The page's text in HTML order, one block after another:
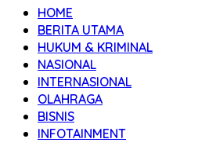
HOME
BERITA UTAMA
HUKUM & KRIMINAL
NASIONAL
INTERNASIONAL
OLAHRAGA
BISNIS
INFOTAINMENT